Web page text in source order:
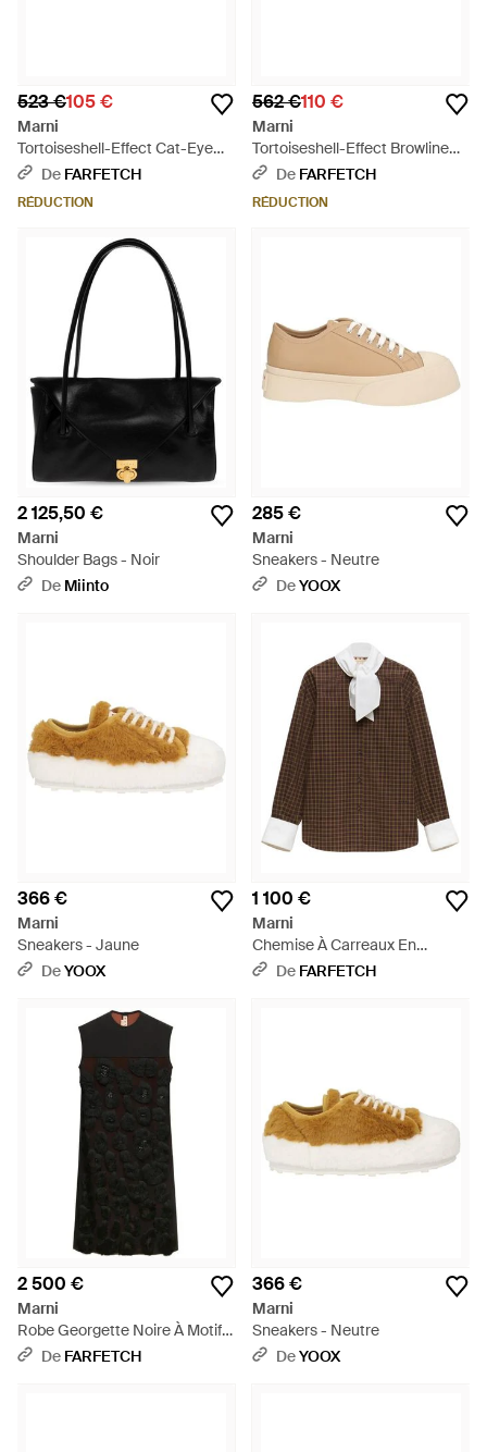
523 €105 €
Marni
Tortoiseshell-Effect Cat-Eye
Glasses - Blanc
De FARFETCH
RÉDUCTION
562 €110 €
Marni
Tortoiseshell-Effect Browline
Glasses - Blanc
De FARFETCH
RÉDUCTION
2 125,50 €
Marni
Shoulder Bags - Noir
De Miinto
285 €
Marni
Sneakers - Neutre
DeYOOX
366 €
Marni
Sneakers - Jaune
DeYOOX
1 100 €
Marni
Chemise À Carreaux En
Popeline À Cravate - Marron
De FARFETCH
2 500 €
Marni
Robe Georgette Noire À Motif
Camouflage Hirsute - Noir
De FARFETCH
366 €
Marni
Sneakers - Neutre
DeYOOX